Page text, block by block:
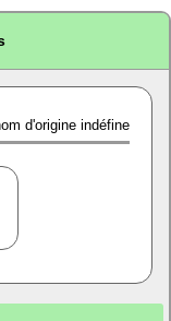
d'origine indéfine